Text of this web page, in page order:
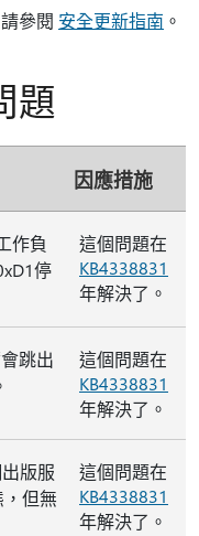
參閱 安全更新指南 。
題
因應措施
作負
停
這個問題在
KB4338831
年解決了。
跳出
這個問題在
KB4338831
年解決了。
版服
但無
這個問題在
KB4338831
年解決了。